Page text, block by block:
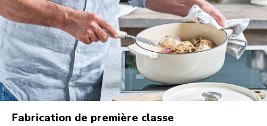
Fabrication de première classe